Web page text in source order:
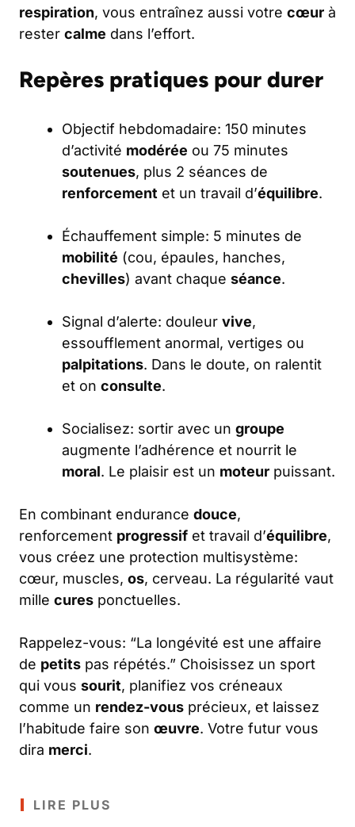
respiration, vous entraînez aussi votre cœur à
rester calme dans l’effort.
Repères pratiques pour durer
Objectif hebdomadaire: 150 minutes
d’activité modérée ou 75 minutes
soutenues, plus 2 séances de
renforcement et un travail d’équilibre.
Échauffement simple: 5 minutes de
mobilité (cou, épaules, hanches,
chevilles) avant chaque séance.
Signal d’alerte: douleur vive,
essoufflement anormal, vertiges ou
palpitations. Dans le doute, on ralentit
et on consulte.
Socialisez: sortir avec un groupe
augmente l’adhérence et nourrit le
moral. Le plaisir est un moteur puissant.
En combinant endurance douce,
renforcement progressif et travail d’équilibre,
vous créez une protection multisystème:
cœur, muscles, os, cerveau. La régularité vaut
mille cures ponctuelles.
Rappelez-vous: “La longévité est une affaire
de petits pas répétés.” Choisissez un sport
qui vous sourit, planifiez vos créneaux
comme un rendez-vous précieux, et laissez
l’habitude faire son œuvre. Votre futur vous
dira merci.
LIRE PLUS